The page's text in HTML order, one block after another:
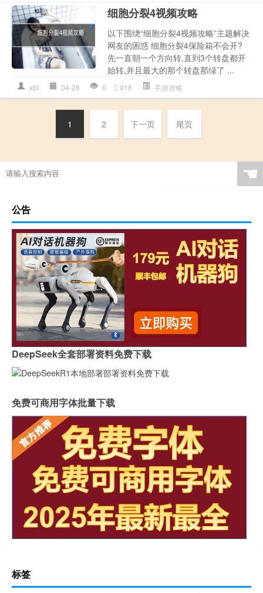
细胞分裂4视频攻略
以下围绕“细胞分裂4视频攻略”主题解决
网友的困惑 细胞分裂4保险箱不会开?
先一直朝一个方向转,直到3个转盘都开
始转,并且最大的那个转盘那绿了 ...
xbf 04-28 0 918 手游攻略
1 2 下一页 尾页
☚
公告
DeepSeek全套部署资料免费下载
免费可商用字体批量下载
标签